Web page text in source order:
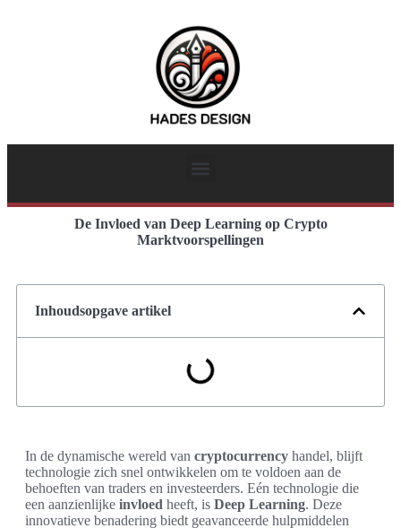
De Invloed van Deep Learning op Crypto
Marktvoorspellingen
Inhoudsopgave artikel
In de dynamische wereld van cryptocurrency handel, blijft
technologie zich snel ontwikkelen om te voldoen aan de
behoeften van traders en investeerders. Eén technologie die
een aanzienlijke invloed heeft, is Deep Learning. Deze
innovatieve benadering biedt geavanceerde hulpmiddelen